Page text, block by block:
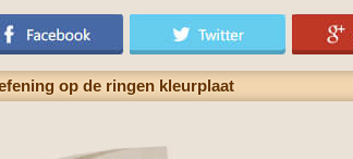
op de ringen kleurplaat